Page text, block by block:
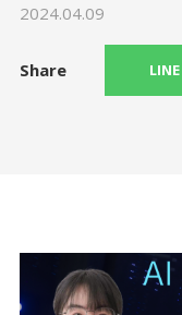
Initiative
News
2024.04.09
Share LINE